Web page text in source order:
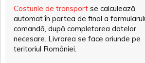
Costurile de transport se calculează
automat în partea de final a
comandă, după completarea datelor
necesare. Livrarea se face oriunde pe
teritoriul României.